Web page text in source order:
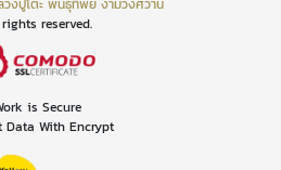
วงปู่โต๊ะ พันธุ์ทิพย์ งามวงศ์วาน
reserved.
is Secure
Data With Encrypt